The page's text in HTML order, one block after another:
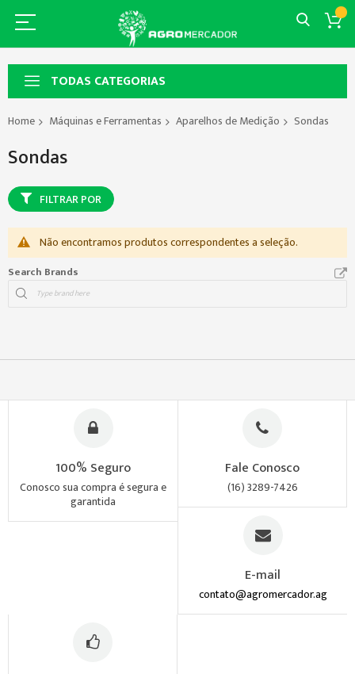
TODAS CATEGORIAS
Home Máquinas e Ferramentas Aparelhos de Medição Sondas
Sondas
Não encontramos produtos correspondentes a seleção.
FILTRAR POR
Search Brands
100% Seguro
Conosco sua compra é segura e
garantida
Fale Conosco
(16) 3289-7426
E-mail
contato@agromercador.ag